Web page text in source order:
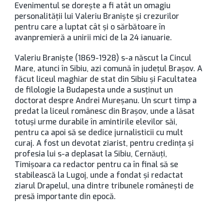
Evenimentul se doreşte a fi atât un omagiu
personalităţii lui Valeriu Branişte şi crezurilor
pentru care a luptat cât şi o sărbătoare în
avanpremieră a unirii mici de la 24 ianuarie.
Valeriu Branişte (1869-1928) s-a născut la Cincul
Mare, atunci în Sibiu, azi comună în judeţul Braşov. A
făcut liceul maghiar de stat din Sibiu şi Facultatea
de filologie la Budapesta unde a susţinut un
doctorat despre Andrei Mureşanu. Un scurt timp a
predat la liceul românesc din Braşov, unde a lăsat
totuşi urme durabile în amintirile elevilor săi,
pentru ca apoi să se dedice jurnalisticii cu mult
curaj. A fost un devotat ziarist, pentru credinţa şi
profesia lui s-a deplasat la Sibiu, Cernăuţi,
Timişoara ca redactor pentru ca în final să se
stabilească la Lugoj, unde a fondat şi redactat
ziarul Drapelul, una dintre tribunele româneşti de
presă importante din epocă.